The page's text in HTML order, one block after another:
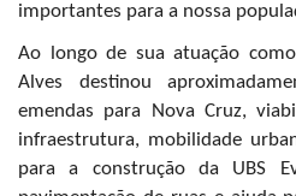
importantes para a nossa
Ao longo de sua atuação
Alves destinou
emendas para Nova Cruz,
infraestrutura, mobilidade
para a construção da UBS